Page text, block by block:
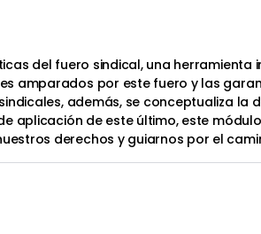
del fuero sindical, una
amparados por este fuero y las
además, se conceptualiza la
aplicación de este último, este
derechos y guiarnos por el